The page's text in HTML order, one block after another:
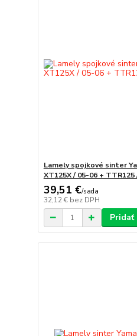
Lamely spojkové sinter
XT125X / 05-06 + TTR125
39,51 €/sada
32,12 € bez DPH
Pridať